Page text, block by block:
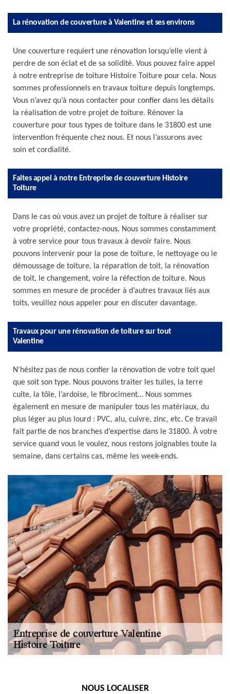
La rénovation de couverture à Valentine et ses environs
Une couverture requiert une rénovation lorsqu’elle vient à
perdre de son éclat et de sa solidité. Vous pouvez faire appel
à notre entreprise de toiture Histoire Toiture pour cela. Nous
sommes professionnels en travaux toiture depuis longtemps.
Vous n’avez qu’à nous contacter pour confier dans les détails
la réalisation de votre projet de toiture. Rénover la
couverture pour tous types de toiture dans le 31800 est une
intervention fréquente chez nous. Et nous l’assurons avec
soin et cordialité.
Faites appel à notre Entreprise de couverture Histoire
Toiture
Dans le cas où vous avez un projet de toiture à réaliser sur
votre propriété, contactez-nous. Nous sommes constamment
à votre service pour tous travaux à devoir faire. Nous
pouvons intervenir pour la pose de toiture, le nettoyage ou le
démoussage de toiture, la réparation de toit, la rénovation
de toit, le changement, voire la réfection de toiture. Nous
sommes en mesure de procéder à d’autres travaux liés aux
toits, veuillez nous appeler pour en discuter davantage.
Travaux pour une rénovation de toiture sur tout
Valentine
N’hésitez pas de nous confier la rénovation de votre toit quel
que soit son type. Nous pouvons traiter les tuiles, la terre
cuite, la tôle, l’ardoise, le fibrociment… Nous sommes
également en mesure de manipuler tous les matériaux, du
plus léger au plus lourd : PVC, alu, cuivre, zinc, etc. Ce travail
fait partie de nos branches d’expertise dans le 31800. À votre
service quand vous le voulez, nous restons joignables toute la
semaine, dans certains cas, même les week-ends.
NOUS LOCALISER